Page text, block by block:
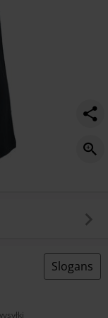
Slogans